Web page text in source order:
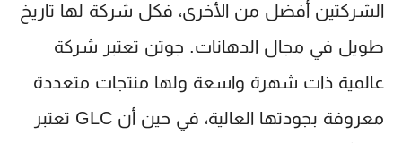
الشركتين أفضل من الأخرى، فكل شركة لها تاريخ
طويل في مجال الدهانات. جوتن تعتبر شركة
عالمية ذات شهرة واسعة ولها منتجات متعددة
معروفة بجودتها العالية، في حين أن GLC تعتبر